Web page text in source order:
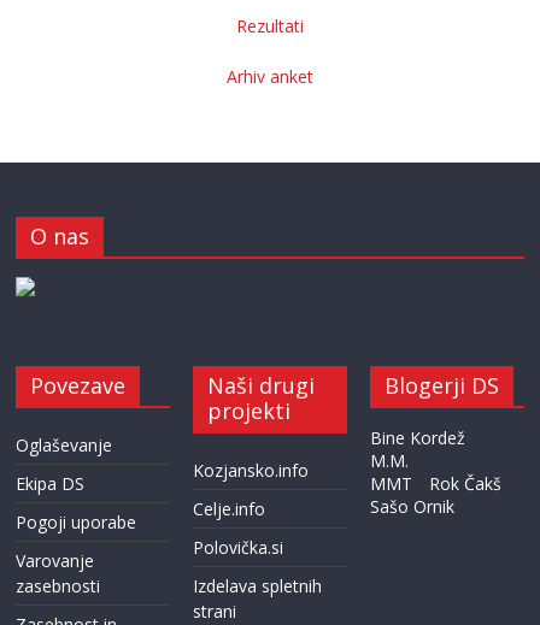
Rezultati
Arhiv anket
O nas
Povezave
Oglaševanje
Ekipa DS
Pogoji uporabe
Varovanje
zasebnosti
Naši drugi
projekti
Kozjansko.info
Celje.info
Polovička.si
Izdelava spletnih
strani
Blogerji DS
Bine Kordež
M.M.
MMT
Rok Čakš
Sašo Ornik